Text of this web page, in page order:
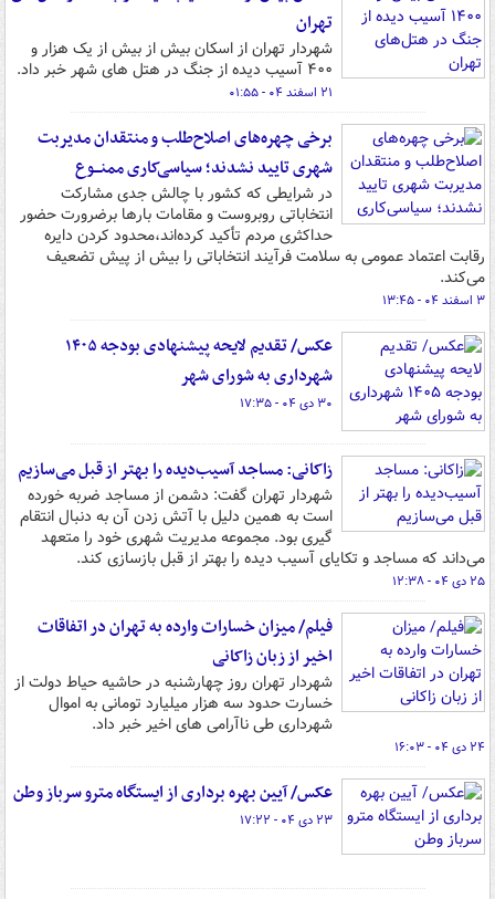
تهران
شهردار تهران از اسکان بیش از بیش از یک هزار و
۴۰۰ آسیب دیده از جنگ در هتل های شهر خبر داد.
۲۱ اسفند ۰۴ - ۰۱:۵۵
برخی چهره‌های اصلاح‌طلب و منتقدان مدیربت
شهری تایید نشدند؛ سیاسی‌کاری ممنـــوع
در شرایطی که کشور با چالش جدی مشارکت
انتخاباتی روبروست و مقامات بارها برضرورت حضور
حداکثری مردم تأکید کرده‌اند،محدود کردن دایره
رقابت اعتماد عمومی به سلامت فرآیند انتخاباتی را بیش از پیش تضعیف
می‌کند.
۳ اسفند ۰۴ - ۱۳:۴۵
عکس/ تقدیم لایحه پیشنهادی بودجه ۱۴۰۵
شهرداری به شورای شهر
۳۰ دی ۰۴ - ۱۷:۳۵
زاکانی: مساجد آسیب‌دیده را بهتر از قبل می‌سازیم
شهردار تهران گفت: دشمن از مساجد ضربه خورده
است به همین دلیل با آتش زدن آن به دنبال انتقام
گیری بود. مجموعه مدیریت شهری خود را متعهد
می‌داند که مساجد و تکایای آسیب دیده را بهتر از قبل بازسازی کند.
۲۵ دی ۰۴ - ۱۲:۳۸
فیلم/ میزان خسارات وارده به تهران در اتفاقات
اخیر از زبان زاکانی
شهردار تهران روز چهارشنبه در حاشیه حیاط دولت از
خسارت حدود سه هزار میلیارد تومانی به اموال
شهرداری طی ناآرامی های اخیر خبر داد.
۲۴ دی ۰۴ - ۱۶:۰۳
عکس/ آیین بهره برداری از ایستگاه مترو سرباز وطن
۲۳ دی ۰۴ - ۱۷:۲۲